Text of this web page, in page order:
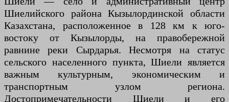
Шиелийского района Кызылординской области
Казахстана, расположенное в 128 км к юго-
востоку от Кызылорды, на правобережной
равнине реки Сырдарья. Несмотря на статус
сельского населенного пункта, Шиели является
важным культурным, экономическим и
транспортным узлом региона.
Достопримечательности Шиели и его